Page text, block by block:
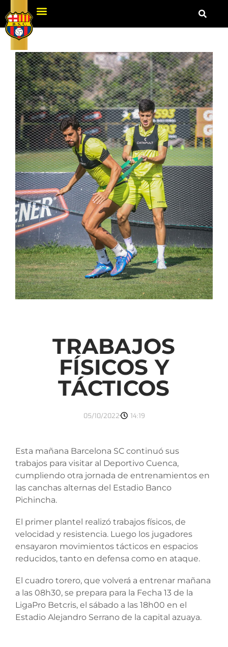
TRABAJOS
FÍSICOS Y
TÁCTICOS
05/10/2022 14:19
Esta mañana Barcelona SC continuó sus
trabajos para visitar al Deportivo Cuenca,
cumpliendo otra jornada de entrenamientos en
las canchas alternas del Estadio Banco
Pichincha.
El primer plantel realizó trabajos físicos, de
velocidad y resistencia. Luego los jugadores
ensayaron movimientos tácticos en espacios
reducidos, tanto en defensa como en ataque.
El cuadro torero, que volverá a entrenar mañana
a las 08h30, se prepara para la Fecha 13 de la
LigaPro Betcris, el sábado a las 18h00 en el
Estadio Alejandro Serrano de la capital azuaya.